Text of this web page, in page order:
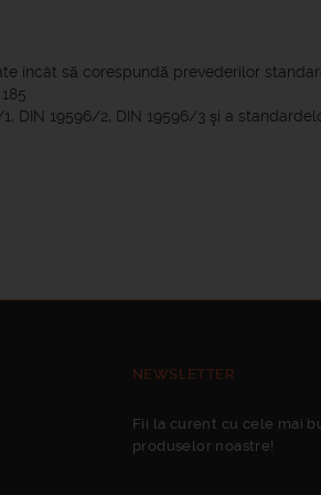
încât să corespundă prevederilor
1, DIN 19596/2, DIN 19596/3 şi a
NEWSLETTER
Fii la curent cu cele mai
produselor noastre!